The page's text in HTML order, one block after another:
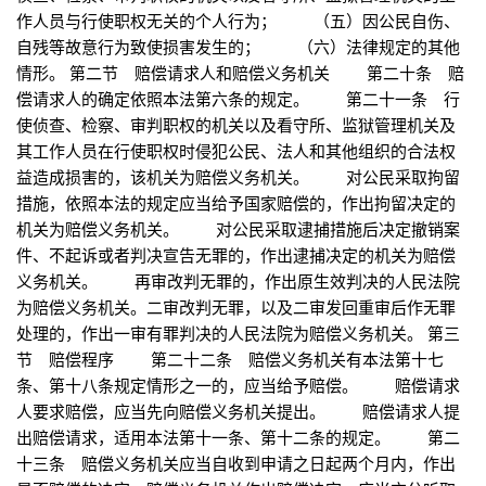
作人员与行使职权无关的个人行为； （五）因公民自伤、
自残等故意行为致使损害发生的； （六）法律规定的其他
情形。 第二节 赔偿请求人和赔偿义务机关 第二十条 赔
偿请求人的确定依照本法第六条的规定。 第二十一条 行
使侦查、检察、审判职权的机关以及看守所、监狱管理机关及
其工作人员在行使职权时侵犯公民、法人和其他组织的合法权
益造成损害的，该机关为赔偿义务机关。 对公民采取拘留
措施，依照本法的规定应当给予国家赔偿的，作出拘留决定的
机关为赔偿义务机关。 对公民采取逮捕措施后决定撤销案
件、不起诉或者判决宣告无罪的，作出逮捕决定的机关为赔偿
义务机关。 再审改判无罪的，作出原生效判决的人民法院
为赔偿义务机关。二审改判无罪，以及二审发回重审后作无罪
处理的，作出一审有罪判决的人民法院为赔偿义务机关。 第三
节 赔偿程序 第二十二条 赔偿义务机关有本法第十七
条、第十八条规定情形之一的，应当给予赔偿。 赔偿请求
人要求赔偿，应当先向赔偿义务机关提出。 赔偿请求人提
出赔偿请求，适用本法第十一条、第十二条的规定。 第二
十三条 赔偿义务机关应当自收到申请之日起两个月内，作出